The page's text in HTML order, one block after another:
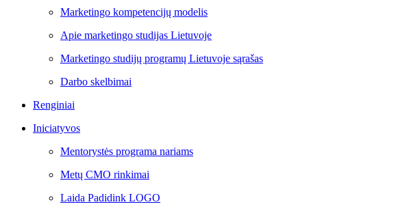
Marketingo kompetencijų modelis
Apie marketingo studijas Lietuvoje
Marketingo studijų programų Lietuvoje sąrašas
Darbo skelbimai
Renginiai
Iniciatyvos
Mentorystės programa nariams
Metų CMO rinkimai
Laida Padidink LOGO